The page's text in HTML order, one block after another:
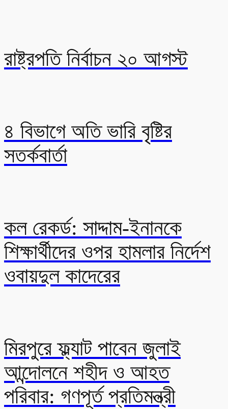
রাষ্ট্রপতি নির্বাচন ২০ আগস্ট
৪ বিভাগে অতি ভারি বৃষ্টির
সতর্কবার্তা
কল রেকর্ড: সাদ্দাম-ইনানকে
শিক্ষার্থীদের ওপর হামলার নির্দেশ
ওবায়দুল কাদেরের
মিরপুরে ফ্ল্যাট পাবেন জুলাই
আন্দোলনে শহীদ ও আহত
পরিবার: গণপূর্ত প্রতিমন্ত্রী